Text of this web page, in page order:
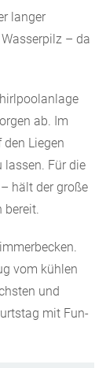
langer
– da
ab. Im
Liegen
lassen. Für die
hält der große
vom kühlen
und
mit Fun-